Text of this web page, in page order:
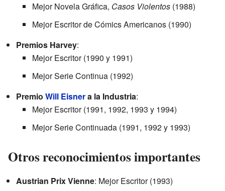
Mejor Novela Gráfica, Casos Violentos (1988)
Mejor Escritor de Cómics Americanos (1990)
Premios Harvey:
Mejor Escritor (1990 y 1991)
Mejor Serie Continua (1992)
Premio Will Eisnera la Industria:
Mejor Escritor (1991, 1992, 1993 y 1994)
Mejor Serie Continuada (1991, 1992 y 1993)
Otros reconocimientos importantes
Austrian Prix Vienne: Mejor Escritor (1993)